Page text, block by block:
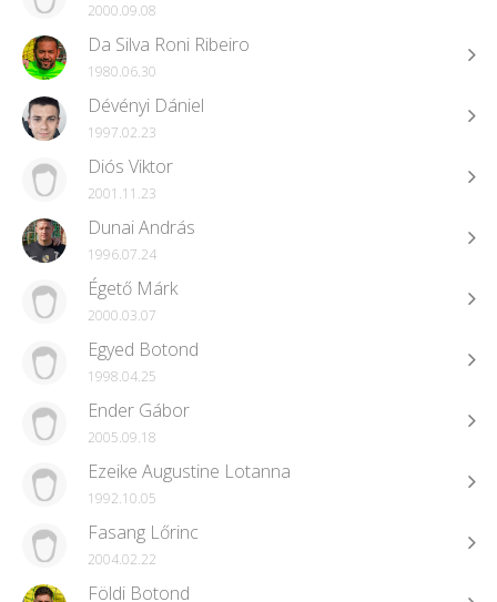
2000.09.08
Da Silva Roni Ribeiro
1980.06.30
Dévényi Dániel
1997.02.23
Diós Viktor
2001.11.23
Dunai András
1996.07.24
Égető Márk
2000.03.07
Egyed Botond
1998.04.25
Ender Gábor
2005.09.18
Ezeike Augustine Lotanna
1992.10.05
Fasang Lőrinc
2004.02.22
Földi Botond